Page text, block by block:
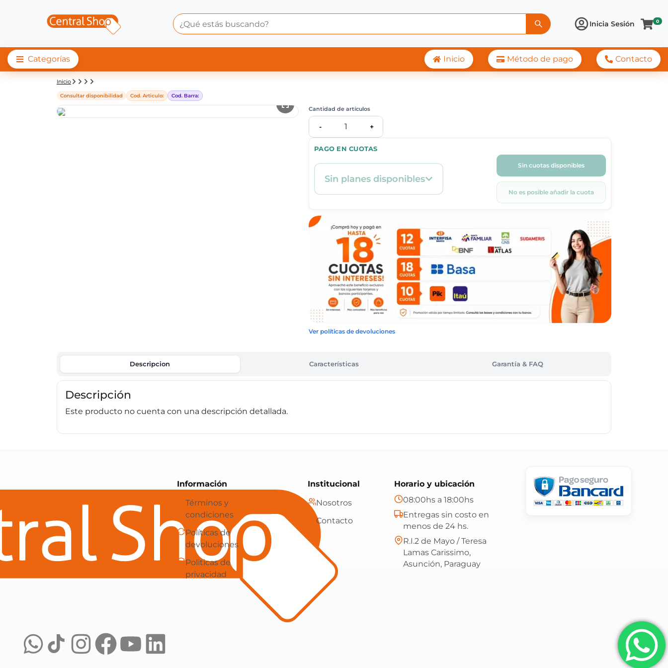
Inicia Sesión 0
Categorías Inicio Método de pago Contacto
Detalle de producto | Central Shop
Inicio
Consultar disponibilidad Cod. Articulo: Cod. Barra:
PAGO EN CUOTAS
Sin planes disponibles
Sin cuotas disponibles
No es posible añadir la cuota
Cantidad de artículos
- 1 +
Ver políticas de devoluciones
Descripcion Características Garantía & FAQ
Descripción
Este producto no cuenta con una descripción detallada.
Central Shop es tu e-commerce en Paraguay: tecnología, hogar y más, con envíos gratis en 24 hs y atención confiable.
Información
Términos y
condiciones
Políticas de
devoluciones
Politicas de
privacidad
Institucional
Nosotros
Contacto
Horario y ubicación
08:00hs a 18:00hs
Entregas sin costo en
menos de 24 hs.
R.I.2 de Mayo / Teresa
Lamas Carissimo,
Asunción, Paraguay